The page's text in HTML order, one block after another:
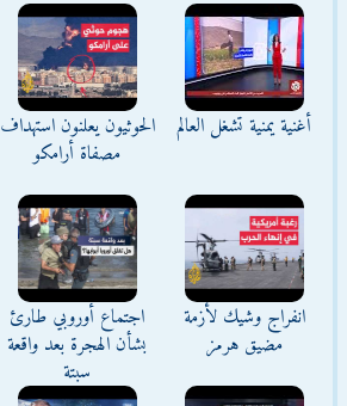
أغنية يمنية تشغل العالم
الحوثيون يعلنون استهداف
مصفاة أرامكو
انفراج وشيك لأزمة
مضيق هرمز
اجتماع أوروبي طارئ
بشأن الهجرة بعد واقعة
سبتة